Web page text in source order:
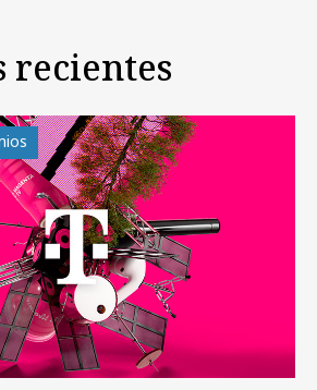
recientes